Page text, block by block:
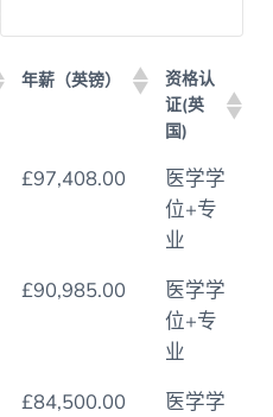
年薪（英镑）
资格认
证(英
国)
年薪（英镑）
资格认
证(英
国)
£97,408.00
医学学
位+专
业
£90,985.00
医学学
位+专
业
£84,500.00
医学学